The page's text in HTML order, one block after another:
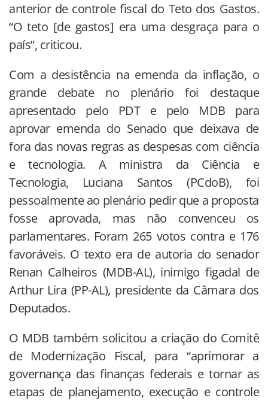
anterior de controle fiscal do Teto dos Gastos.
“O teto [de gastos] era uma desgraça para o
país”, criticou.
Com a desistência na emenda da inflação, o
grande debate no plenário foi destaque
apresentado pelo PDT e pelo MDB para
aprovar emenda do Senado que deixava de
fora das novas regras as despesas com ciência
e tecnologia. A ministra da Ciência e
Tecnologia, Luciana Santos (PCdoB), foi
pessoalmente ao plenário pedir que a proposta
fosse aprovada, mas não convenceu os
parlamentares. Foram 265 votos contra e 176
favoráveis. O texto era de autoria do senador
Renan Calheiros (MDB-AL), inimigo figadal de
Arthur Lira (PP-AL), presidente da Câmara dos
Deputados.
O MDB também solicitou a criação do Comitê
de Modernização Fiscal, para “aprimorar a
governança das finanças federais e tornar as
etapas de planejamento, execução e controle